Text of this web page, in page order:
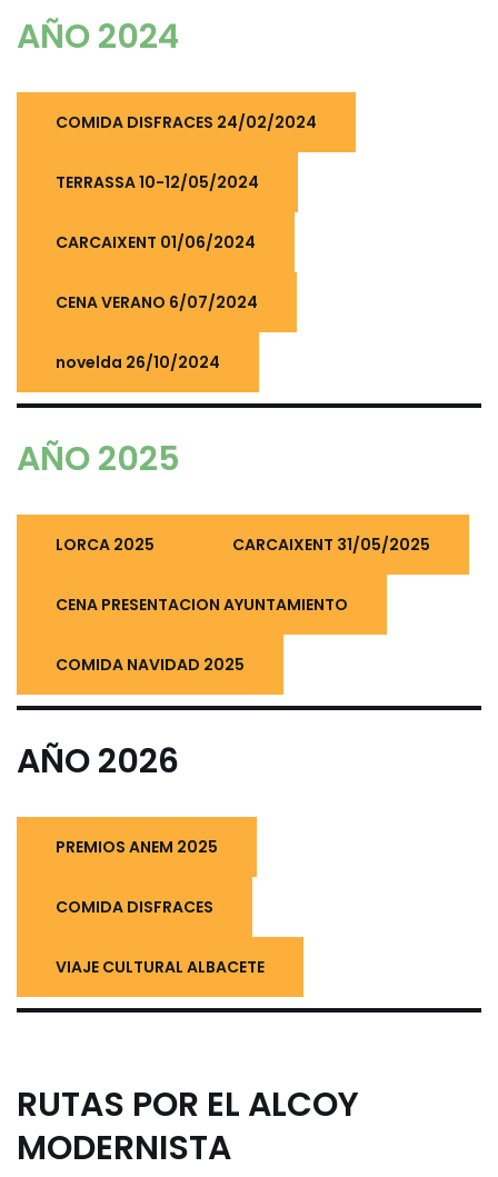
AÑO 2024
COMIDA DISFRACES 24/02/2024
TERRASSA 10-12/05/2024
CARCAIXENT 01/06/2024
CENA VERANO 6/07/2024
novelda 26/10/2024
AÑO 2025
LORCA 2025 CARCAIXENT 31/05/2025
CENA PRESENTACION AYUNTAMIENTO
COMIDA NAVIDAD 2025
AÑO 2026
PREMIOS ANEM 2025
COMIDA DISFRACES
VIAJE CULTURAL ALBACETE
RUTAS POR EL ALCOY
MODERNISTA